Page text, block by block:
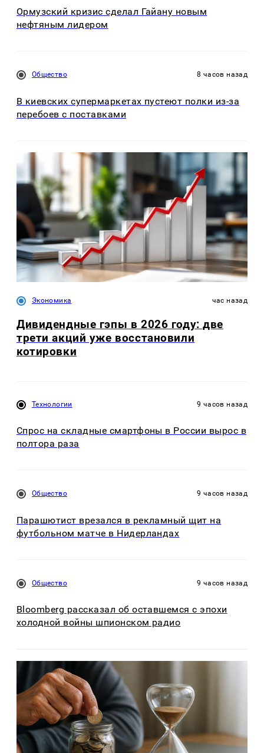
Ормузский кризис сделал Гайану новым
нефтяным лидером
Общество 8 часов назад
В киевских супермаркетах пустеют полки из-за
перебоев с поставками
Экономика час назад
Дивидендные гэпы в 2026 году: две
трети акций уже восстановили
котировки
Технологии 9 часов назад
Спрос на складные смартфоны в России вырос в
полтора раза
Общество 9 часов назад
Парашютист врезался в рекламный щит на
футбольном матче в Нидерландах
Общество 9 часов назад
Bloomberg рассказал об оставшемся с эпохи
холодной войны шпионском радио